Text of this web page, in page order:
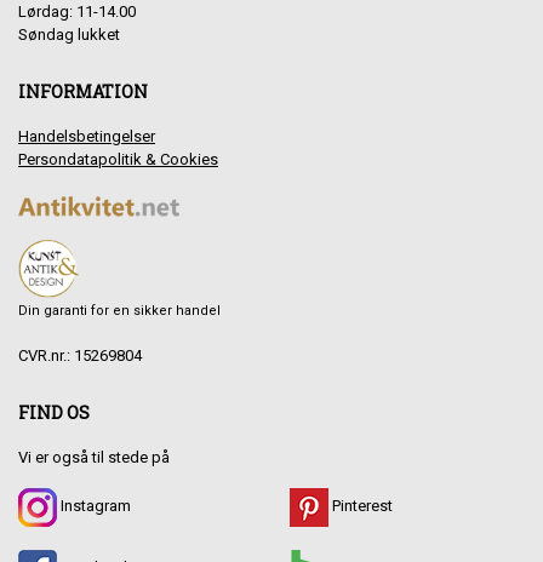
Lørdag: 11-14.00
Søndag lukket
INFORMATION
Handelsbetingelser
Persondatapolitik & Cookies
Din garanti for en sikker handel
CVR.nr.: 15269804
FIND OS
Vi er også til stede på
Instagram Pinterest